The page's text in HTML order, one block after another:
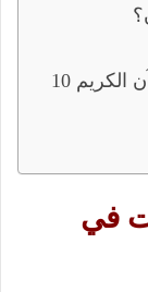
الكريم
في